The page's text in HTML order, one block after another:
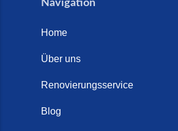
Navigation
Home
Über uns
Renovierungsservice
Blog